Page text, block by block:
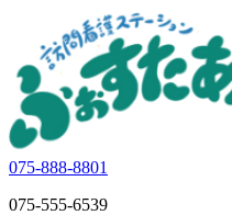
075-888-8801
075-555-6539